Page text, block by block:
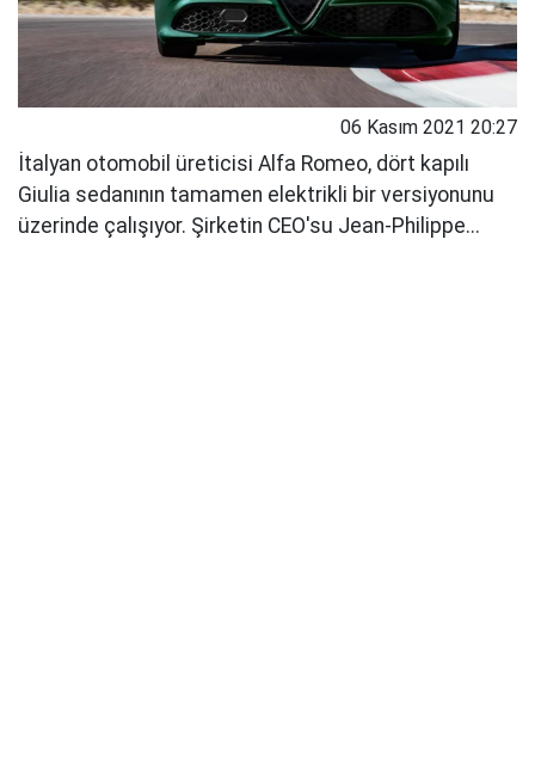
06 Kasım 2021 20:27
İtalyan otomobil üreticisi Alfa Romeo, dört kapılı
Giulia sedanının tamamen elektrikli bir versiyonunu
üzerinde çalışıyor. Şirketin CEO'su Jean-Philippe...